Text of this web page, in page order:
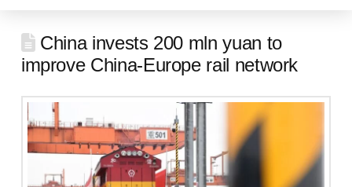
China invests 200 mln yuan to
improve China-Europe rail network